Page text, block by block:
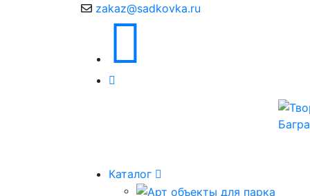
zakaz@sadkovka.ru
Каталог